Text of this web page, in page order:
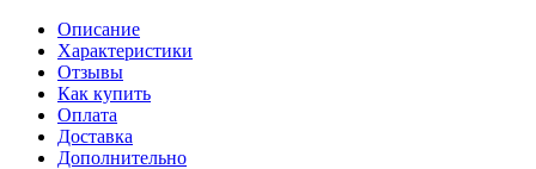
Описание
Характеристики
Отзывы
Как купить
Оплата
Доставка
Дополнительно